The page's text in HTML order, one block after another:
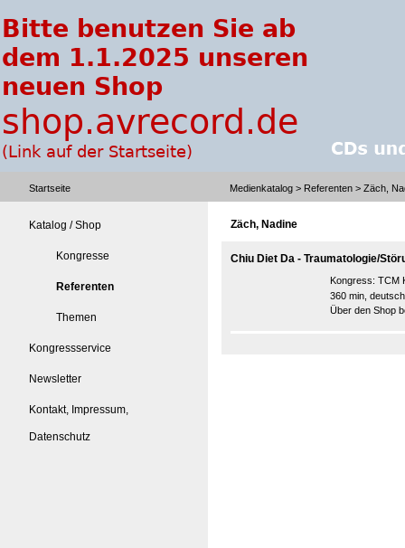
Startseite Medienkatalog > Referenten > Zäch,
Katalog / Shop
Kongresse
Referenten
Themen
Kongressservice
Newsletter
Kontakt, Impressum,
Datenschutz
Zäch, Nadine
Chiu Diet Da - Traumatologie/
Kongress: TCM
360 min, deutsch
Über den Shop